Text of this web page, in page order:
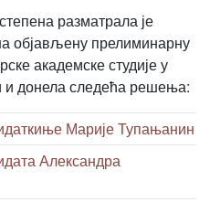
разматрала је
објављену прелиминарну
академске студије у
и донела следећа решења:
Марије Тупањанин
Александра